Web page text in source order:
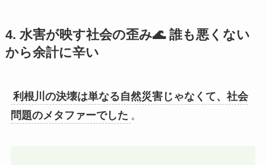
4. 水害が映す社会の歪み🌊 誰も悪くない
から余計に辛い
利根川の決壊は単なる自然災害じゃなくて、社会
問題のメタファーでした 。